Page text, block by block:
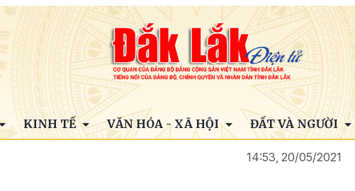
KINH TẾ VĂN HÓA - XÃ HỘI ĐẤT VÀ NGƯỜI
14:53, 20/05/2021